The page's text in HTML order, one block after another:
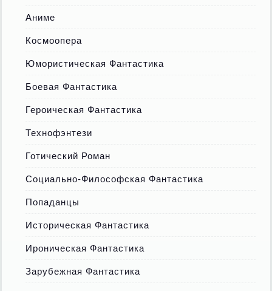
Аниме
Космоопера
Юмористическая Фантастика
Боевая Фантастика
Героическая Фантастика
Технофэнтези
Готический Роман
Социально-Философская Фантастика
Попаданцы
Историческая Фантастика
Ироническая Фантастика
Зарубежная Фантастика